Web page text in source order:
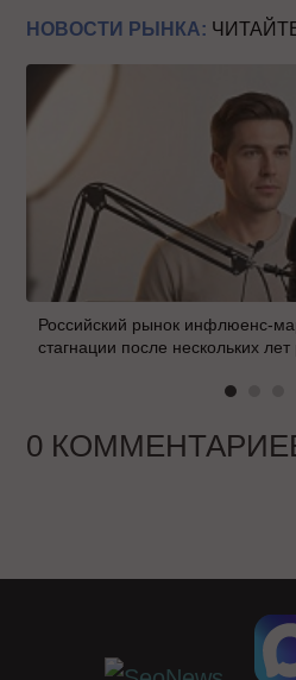
НОВОСТИ РЫНКА:
Российский рынок инфлюенс-
стагнации после нескольких лет
0